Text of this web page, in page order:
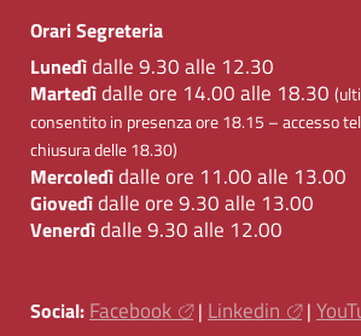
Orari Segreteria
Lunedìdalle 9.30 alle 12.30
Martedìdalle ore 14.00 alle 18.30
consentito in presenza ore 18.15 – accesso
chiusura delle 18.30)
Mercoledìdalle ore 11.00 alle 13.00
Giovedìdalle ore 9.30 alle 13.00
Venerdìdalle 9.30 alle 12.00
Social: Facebook | Linkedin |